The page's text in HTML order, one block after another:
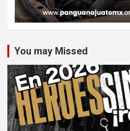
You may Missed